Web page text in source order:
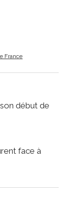
France
début de
face à